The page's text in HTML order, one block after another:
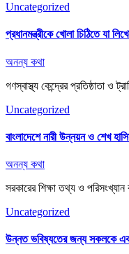
Uncategorized
প্রধানমন্ত্রীকে খোলা চিঠিতে যা
অনন্য কথা
গণস্বাস্থ্য কেন্দ্রের প্রতিষ্ঠাতা
Uncategorized
বাংলাদেশে নারী উন্নয়ন ও শেখ
অনন্য কথা
সরকারের শিক্ষা তথ্য ও
Uncategorized
উন্নত ভবিষ্যতের জন্য সকলকে